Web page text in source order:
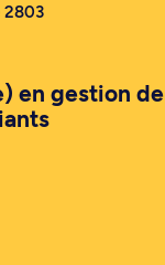
2803
en gestion de